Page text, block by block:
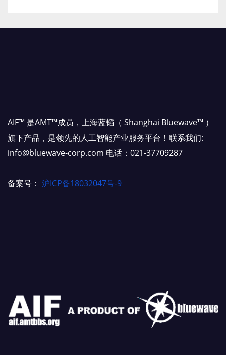
AIF™ 是AMT™成员，上海蓝韬（ Shanghai Bluewave™ ）
旗下产品，是领先的人工智能产业服务平台！联系我们:
info@bluewave-corp.com 电话：021-37709287
备案号： 沪ICP备18032047号-9